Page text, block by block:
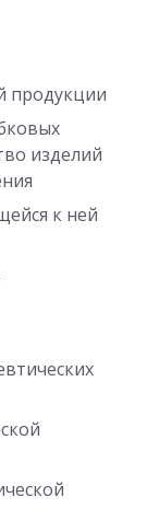
продукции
изделий
к ней